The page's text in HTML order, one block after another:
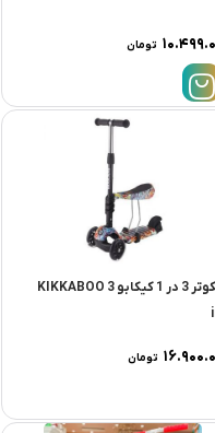
تومان
اسکوتر 3 در 1 کیکابو KIKKABOO 3
تومان